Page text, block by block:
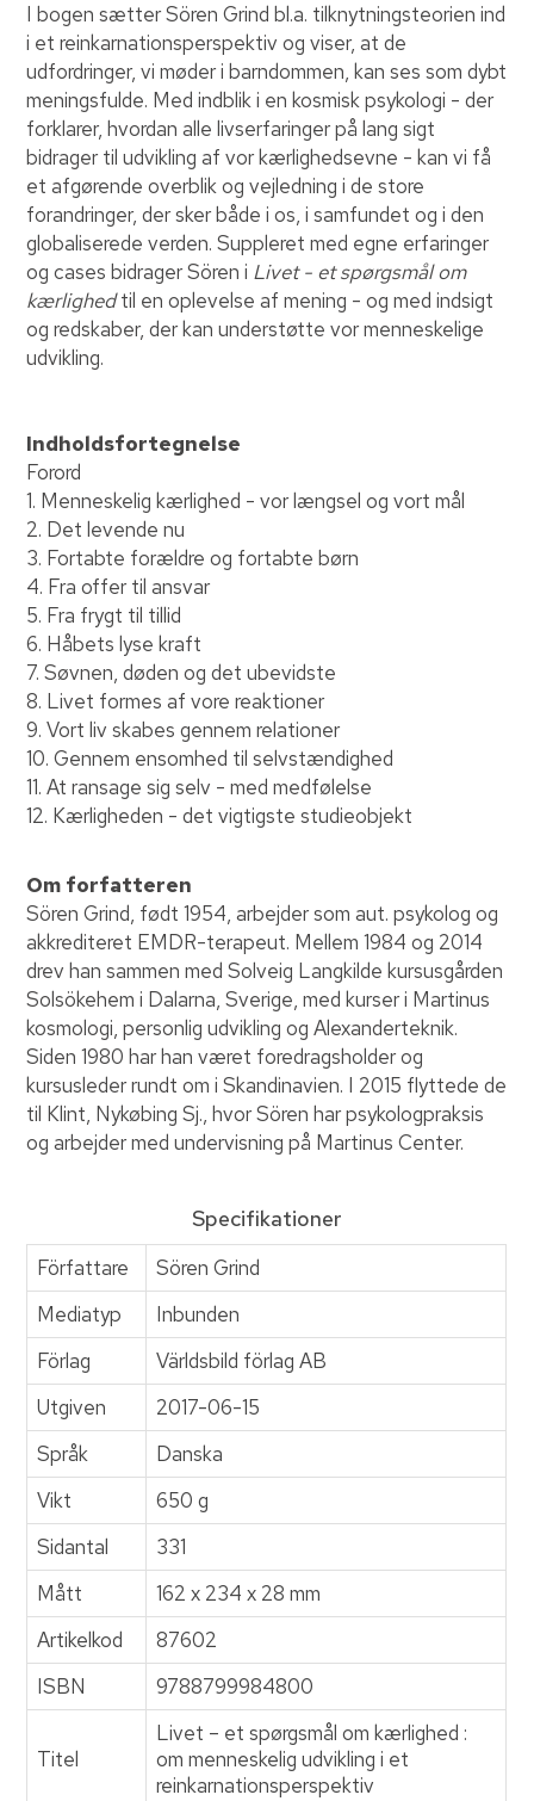
I bogen sætter Sören Grind bl.a. tilknytningsteorien ind
i et reinkarnationsperspektiv og viser, at de
udfordringer, vi møder i barndommen, kan ses som dybt
meningsfulde. Med indblik i en kosmisk psykologi - der
forklarer, hvordan alle livserfaringer på lang sigt
bidrager til udvikling af vor kærlighedsevne - kan vi få
et afgørende overblik og vejledning i de store
forandringer, der sker både i os, i samfundet og i den
globaliserede verden. Suppleret med egne erfaringer
og cases bidrager Sören i Livet - et spørgsmål om
kærlighedtil en oplevelse af mening - og med indsigt
og redskaber, der kan understøtte vor menneskelige
udvikling.
Indholdsfortegnelse
Forord
1. Menneskelig kærlighed - vor længsel og vort mål
2. Det levende nu
3. Fortabte forældre og fortabte børn
4. Fra offer til ansvar
5. Fra frygt til tillid
6. Håbets lyse kraft
7. Søvnen, døden og det ubevidste
8. Livet formes af vore reaktioner
9. Vort liv skabes gennem relationer
10. Gennem ensomhed til selvstændighed
11. At ransage sig selv - med medfølelse
12. Kærligheden - det vigtigste studieobjekt
Om forfatteren
Sören Grind, født 1954, arbejder som aut. psykolog og
akkrediteret EMDR-terapeut. Mellem 1984 og 2014
drev han sammen med Solveig Langkilde kursusgården
Solsökehem i Dalarna, Sverige, med kurser i Martinus
kosmologi, personlig udvikling og Alexanderteknik.
Siden 1980 har han været foredragsholder og
kursusleder rundt om i Skandinavien. I 2015 flyttede de
til Klint, Nykøbing Sj., hvor Sören har psykologpraksis
og arbejder med undervisning på Martinus Center.
Specifikationer
Författare
Sören Grind
Mediatyp
Inbunden
Förlag
Världsbild förlag AB
Utgiven
2017-06-15
Språk
Danska
Vikt
650 g
Sidantal
331
Mått
162 x 234 x 28 mm
Artikelkod
87602
ISBN
9788799984800
Titel
Livet – et spørgsmål om kærlighed :
om menneskelig udvikling i et
reinkarnationsperspektiv